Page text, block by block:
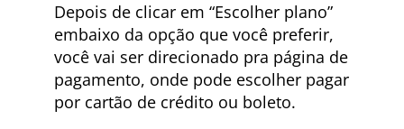
Depois de clicar em “Escolher plano”
embaixo da opção que você preferir,
você vai ser direcionado pra página de
pagamento, onde pode escolher pagar
por cartão de crédito ou boleto.